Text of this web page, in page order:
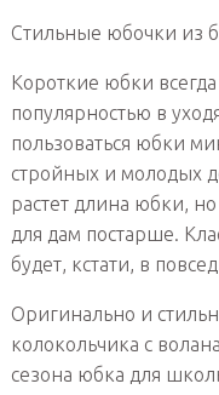
Стильные юбочки из
Короткие юбки
популярностью в
пользоваться юбки
стройных и молодых
растет длина юбки,
для дам постарше.
будет, кстати, в
Оригинально и
колокольчика с
сезона юбка для